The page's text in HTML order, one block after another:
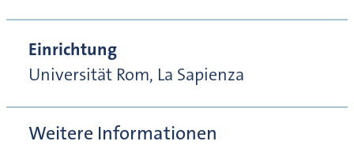
Einrichtung
Universität Rom, La Sapienza
Weitere Informationen